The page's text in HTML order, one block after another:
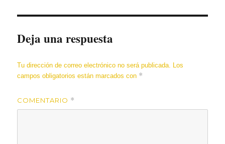
Deja una respuesta
Tu dirección de correo electrónico no será publicada. Los
campos obligatorios están marcados con *
COMENTARIO *